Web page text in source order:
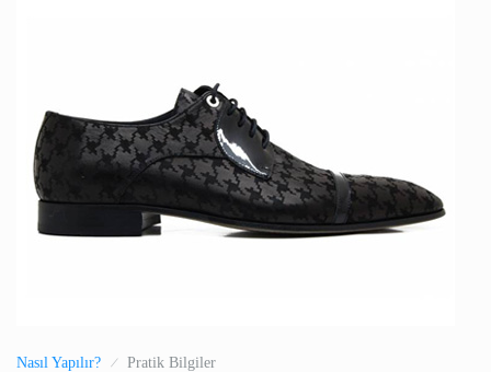
Nasıl Yapılır? Pratik Bilgiler